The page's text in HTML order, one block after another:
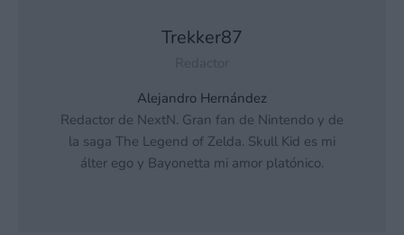
Trekker87
Alejandro Hernández
Redactor de NextN. Gran fan de Nintendo y de
la saga The Legend of Zelda. Skull Kid es mi
álter ego y Bayonetta mi amor platónico.